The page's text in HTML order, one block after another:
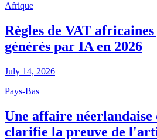
Afrique
Règles de VAT
générés par IA en 2026
July 14, 2026
Pays-Bas
Une affaire
clarifie la preuve de